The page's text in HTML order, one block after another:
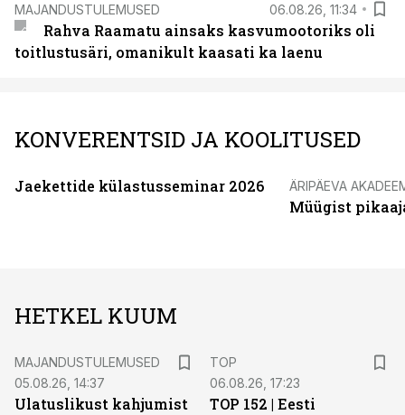
MAJANDUSTULEMUSED 06.08.26, 11:34
Rahva Raamatu ainsaks kasvumootoriks oli
toitlustusäri, omanikult kaasati ka laenu
KONVERENTSID JA KOOLITUSED
Jaekettide külastusseminar 2026 ÄRIPÄEVA
Müügist
HETKEL KUUM
MAJANDUSTULEMUSED
05.08.26, 14:37
Ulatuslikust kahjumist
TOP
06.08.26, 17:23
TOP 152 | Eesti